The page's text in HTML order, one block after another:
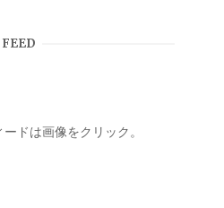
FEED
ドは画像をクリック。